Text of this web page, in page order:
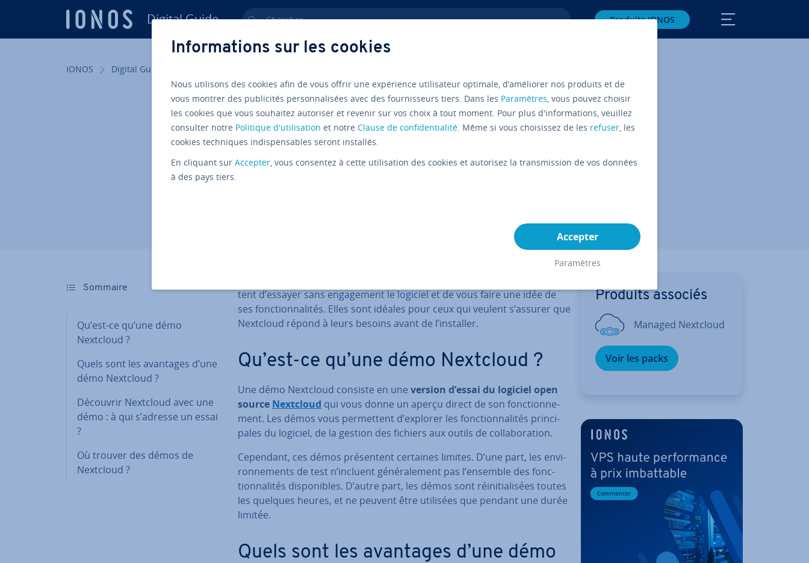
Digital Guide Chercher Produits IONOS
IONOS Digital Guide
Démo Nextcloud : tester la
solution sans s’engager
Nextcloud Guide
Sommaire
Qu’est-ce qu’une démo
Nextcloud ?
Quels sont les avantages d’une
démo Nextcloud ?
Découvrir Nextcloud avec une
démo : à qui s’adresse un essai
?
Où trouver des démos de
Nextcloud ?
tent d’essayer sans en­ga­ge­ment le logiciel et de vous faire une idée de
ses fonc­tion­na­li­tés. Elles sont idéales pour ceux qui veulent s’assurer que
Nextcloud répond à leurs besoins avant de l’installer.
Qu’est-ce qu’une démo Nextcloud ?
Une démo Nextcloud consiste en une version d’essai du logiciel open
source Nextcloud qui vous donne un aperçu direct de son fonc­tion­ne­
ment. Les démos vous per­met­tent d’explorer les fonc­tion­na­li­tés prin­ci­
pales du logiciel, de la gestion des fichiers aux outils de col­la­bo­ra­tion.
Cependant, ces démos pré­sen­tent certaines limites. D’une part, les en­vi­
ron­ne­ments de test n’incluent gé­né­ra­le­ment pas l’ensemble des fonc­
tion­na­li­tés dis­po­nibles. D’autre part, les démos sont réi­ni­tia­li­sées toutes
les quelques heures, et ne peuvent être utilisées que pendant une durée
limitée.
Quels sont les avantages d’une démo
Produits associés
Managed Nextcloud
Voir les packs
Informations sur les cookies
Nous utilisons des cookies afin de vous offrir une expérience utilisateur optimale, d’améliorer nos produits et de
vous montrer des publicités personnalisées avec des fournisseurs tiers. Dans les Paramètres, vous pouvez choisir
les cookies que vous souhaitez autoriser et revenir sur vos choix à tout moment. Pour plus d'informations, veuillez
consulter notre Politique d'utilisation et notre Clause de confidentialité. Même si vous choisissez de les refuser, les
cookies techniques indispensables seront installés.
En cliquant sur Accepter, vous consentez à cette utilisation des cookies et autorisez la transmission de vos données
à des pays tiers.
Accepter
Paramètres